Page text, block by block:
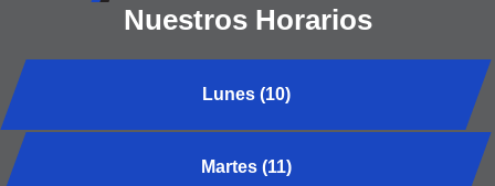
Nuestros Horarios
Lunes (10)
Martes (11)